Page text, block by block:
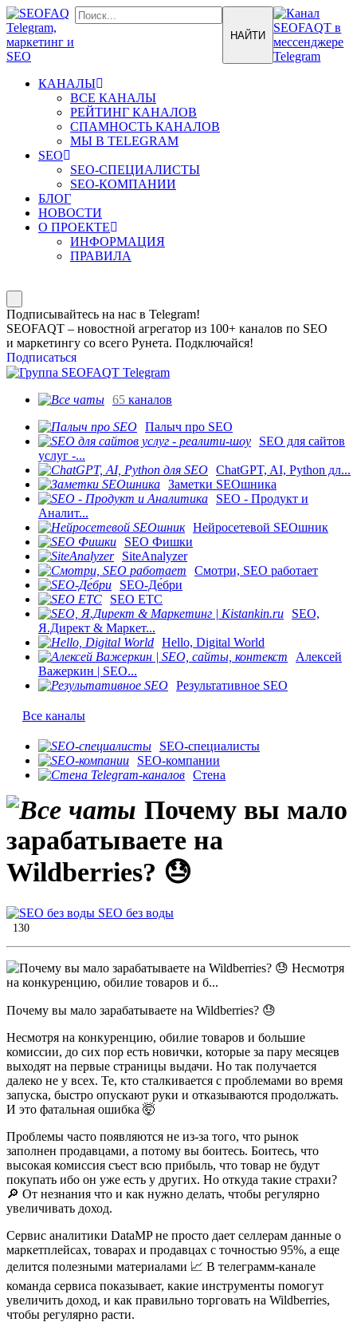
КАНАЛЫ
ВСЕ КАНАЛЫ
РЕЙТИНГ КАНАЛОВ
СПАМНОСТЬ КАНАЛОВ
МЫ В TELEGRAM
SEO
SEO-СПЕЦИАЛИСТЫ
SEO-КОМПАНИИ
БЛОГ
НОВОСТИ
О ПРОЕКТЕ
ИНФОРМАЦИЯ
ПРАВИЛА
Подписывайтесь на нас в Telegram!
SEOFAQT – новостной агрегатор из 100+ каналов по SEO
и маркетингу со всего Рунета. Подключайся!
Подписаться
65 каналов
Палыч про SEO
SEO для сайтов
услуг -...
ChatGPT, AI, Python дл...
Заметки SEOшника
SEO - Продукт и
Аналит...
Нейросетевой SEOшник
SEO Фишки
SiteAnalyzer
Смотри, SEO работает
SEO-Де́бри
SEO ETC
SEO,
Я.Директ & Маркет...
Hello, Digital World
Алексей
Важеркин | SEO...
Результативное SEO
Все каналы
SEO-специалисты
SEO-компании
Стена
Почему вы мало
зарабатываете на
Wildberries? 😓
SEO без воды
130
Почему вы мало зарабатываете на Wildberries? 😓
Несмотря на конкуренцию, обилие товаров и большие
комиссии, до сих пор есть новички, которые за пару месяцев
выходят на первые страницы выдачи. Но так получается
далеко не у всех. Те, кто сталкивается с проблемами во время
запуска, быстро опускают руки и отказываются продолжать.
И это фатальная ошибка 🤯
Проблемы часто появляются не из-за того, что рынок
заполнен продавцами, а потому вы боитесь. Боитесь, что
высокая комиссия съест всю прибыль, что товар не будут
покупать ибо он уже есть у других. Но откуда такие страхи?
🔎 От незнания что и как нужно делать, чтобы регулярно
увеличивать доход.
Сервис аналитики DataMP не просто дает селлерам данные о
маркетплейсах, товарах и продавцах с точностью 95%, а еще
делится полезными материалами 📈 В телеграмм-канале
команда сервиса показывает, какие инструменты помогут
увеличить доход, и как правильно торговать на Wildberries,
чтобы регулярно расти.